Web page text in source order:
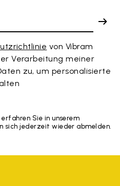
von Vibram
Verarbeitung meiner
zu, um personalisierte
Sie in unserem
sich jederzeit wieder abmelden.